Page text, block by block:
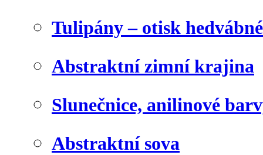
Tulipány – otisk
Abstraktní zimní krajina
Slunečnice, anilinové
Abstraktní sova